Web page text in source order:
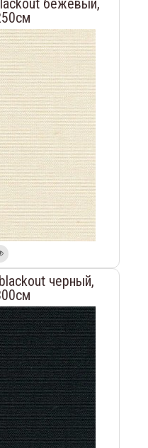
бежевый,
черный,